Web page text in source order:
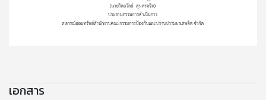
เอกสาร